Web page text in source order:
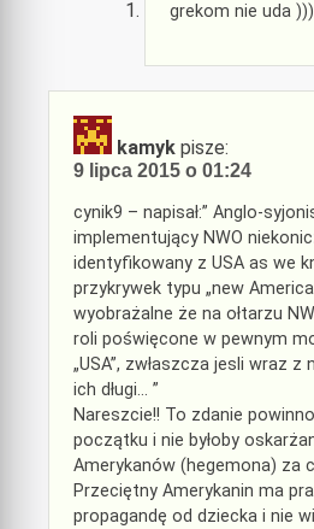
grekom nie uda
kamyk pisze:
9 lipca 2015 o 01:24
cynik9 – napisał:” Anglo-
implementujący NWO
identyfikowany z USA as we
przykrywek typu „new
wyobrażalne że na ołtarzu
roli poświęcone w pewnym
„USA”, zwłaszcza jesli wraz
ich długi… ”
Nareszcie!! To zdanie
początku i nie byłoby
Amerykanów (hegemona) za
Przeciętny Amerykanin ma
propagandę od dziecka i nie